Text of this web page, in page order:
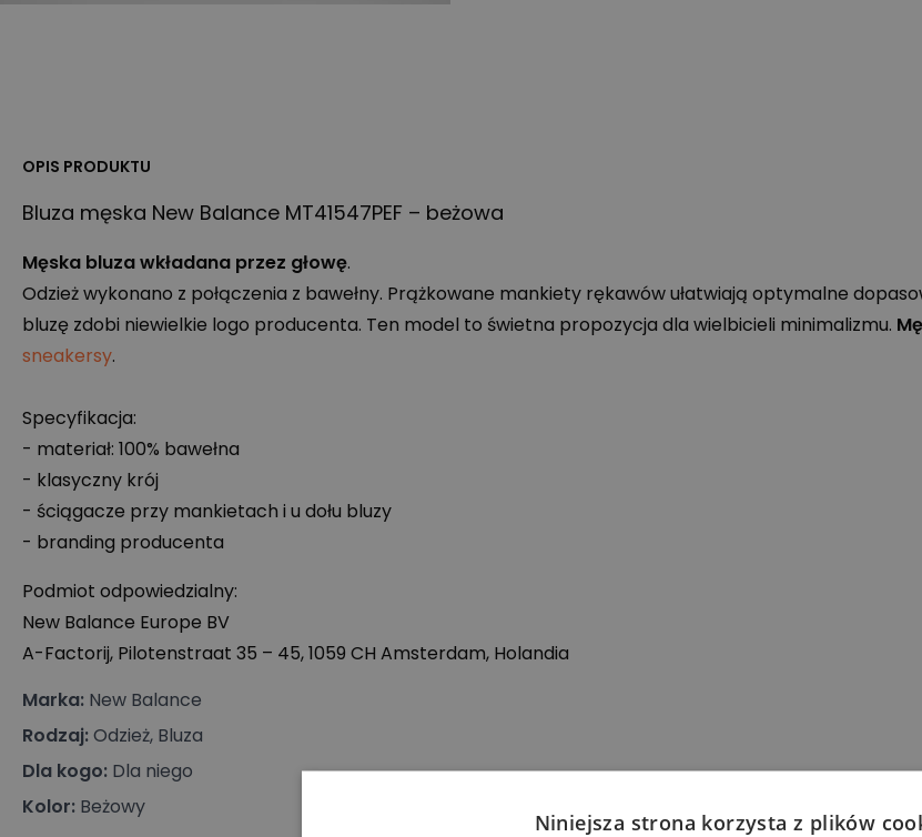
OPIS PRODUKTU
Bluza męska New Balance MT41547PEF – beżowa
Męska bluza wkładana przez głowę.
Odzież wykonano z połączenia z bawełny. Prążkowane mankiety rękawów ułatwiają optymalne
bluzę zdobi niewielkie logo producenta. Ten model to świetna propozycja dla wielbicieli minimalizmu.
sneakersy.
Specyfikacja:
- materiał: 100% bawełna
- klasyczny krój
- ściągacze przy mankietach i u dołu bluzy
- branding producenta
Podmiot odpowiedzialny:
New Balance Europe BV
A-Factorij, Pilotenstraat 35 – 45, 1059 CH Amsterdam, Holandia
Marka: New Balance
Rodzaj:Odzież, Bluza
Dla kogo: Dla niego
Kolor: Beżowy
Niniejsza strona korzysta z plików